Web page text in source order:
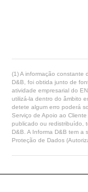
(1) A informação constante
D&B, foi obtida junto de
atividade empresarial do
utilizá-la dentro do âmbito
detete algum erro poderá
Serviço de Apoio ao
publicado ou redistribuído,
D&B. A Informa D&B tem a
Proteção de Dados